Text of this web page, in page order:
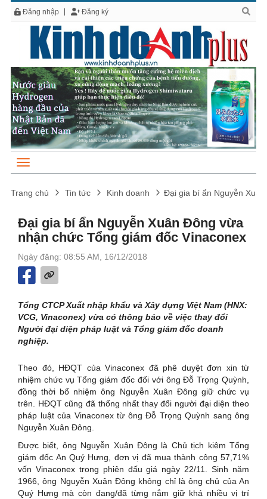
Đăng nhập Đăng ký
Trang chủ Tin tức Kinh doanh Đại gia bí ẩn Nguyễn
Đại gia bí ẩn Nguyễn Xuân Đông vừa
nhận chức Tổng giám đốc Vinaconex
Ngày đăng: 08:55 AM, 16/12/2018
Tổng CTCP Xuất nhập khẩu và Xây dựng Việt Nam (HNX:
VCG, Vinaconex) vừa có thông báo về việc thay đổi
Người đại diện pháp luật và Tổng giám đốc doanh
nghiệp.
Theo đó, HĐQT của Vinaconex đã phê duyệt đơn xin từ
nhiệm chức vụ Tổng giám đốc đối với ông Đỗ Trọng Quỳnh,
đồng thời bổ nhiệm ông Nguyễn Xuân Đông giữ chức vụ
trên. HĐQT cũng đã thống nhất thay đổi người đại diện theo
pháp luật của Vinaconex từ ông Đỗ Trọng Quỳnh sang ông
Nguyễn Xuân Đông.
Được biết, ông Nguyễn Xuân Đông là Chủ tịch kiêm Tổng
giám đốc An Quý Hưng, đơn vị đã mua thành công 57,71%
vốn Vinaconex trong phiên đấu giá ngày 22/11. Sinh năm
1966, ông Nguyễn Xuân Đông không chỉ là ông chủ của An
Quý Hưng mà còn đang/đã từng nắm giữ khá nhiều vị trí